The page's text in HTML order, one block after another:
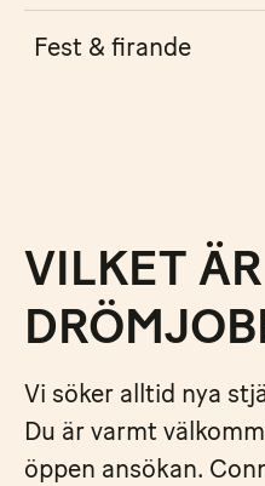
Fest & firande
VILKET
Vi söker alltid nya
Du är varmt
öppen ansökan.